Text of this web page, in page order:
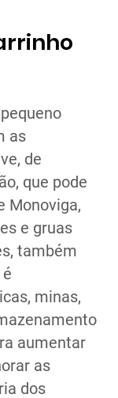
as
de
que pode
Monoviga,
e gruas
também
minas,
aumentar
as
dos